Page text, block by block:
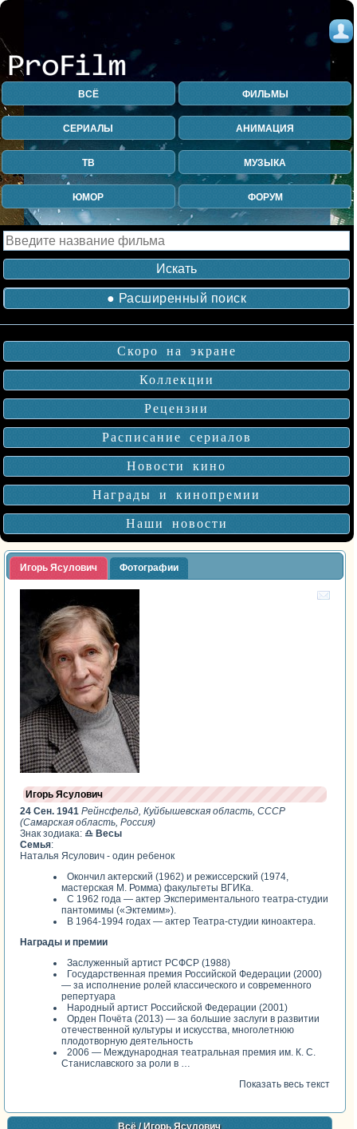
ВСЁ ФИЛЬМЫ
СЕРИАЛЫ АНИМАЦИЯ
ТВ МУЗЫКА
ЮМОР ФОРУМ
● Расширенный поиск
Скоро на экране
Коллекции
Рецензии
Расписание сериалов
Новости кино
Награды и кинопремии
Наши новости
Игорь Ясулович Фотографии
Игорь Ясулович
24 Сен. 1941Рейнсфельд, Куйбышевская область, СССР
(Самарская область, Россия)
Знак зодиака: ♎ Весы
Семья:
Наталья Ясулович - один ребенок
Окончил актерский (1962) и режиссерский (1974,
мастерская М. Ромма) факультеты ВГИКа.
С 1962 года — актер Экспериментального театра-студии
пантомимы («Эктемим»).
В 1964-1994 годах — актер Театра-студии киноактера.
Награды и премии
Заслуженный артист РСФСР (1988)
Государственная премия Российской Федерации (2000)
— за исполнение ролей классического и современного
репертуара
Народный артист Российской Федерации (2001)
Орден Почёта (2013) — за большие заслуги в развитии
отечественной культуры и искусства, многолетнюю
плодотворную деятельность
2006 — Международная театральная премия им. К. С.
Станиславского за роли в …
Показать весь текст
Всё/ Игорь Ясулович